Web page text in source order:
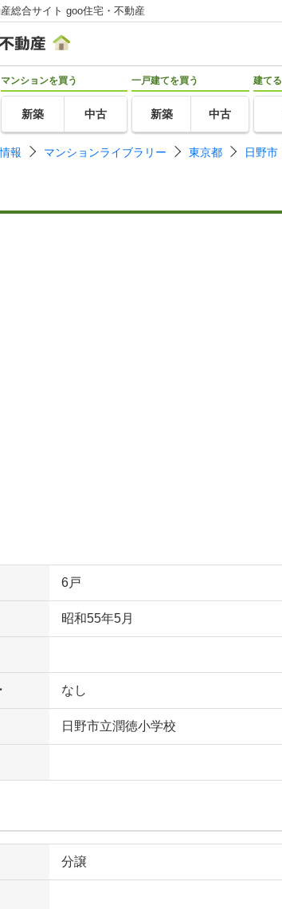
総合サイト goo住宅・不動産
マンションを買う
新築 中古
一戸建てを買う
新築 中古
建てる
報 マンションライブラリー 東京都 日野市
6戸
昭和55年5月
なし
日野市立潤徳小学校
分譲